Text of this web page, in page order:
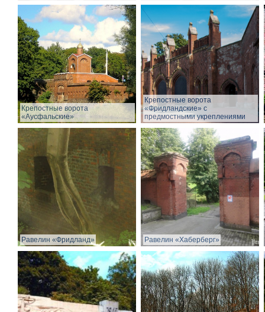
Крепостные ворота
«Аусфальские»
Крепостные ворота
«Фридландские» с
предмостными укреплениями
Равелин «Фридланд» Равелин «Хаберберг»